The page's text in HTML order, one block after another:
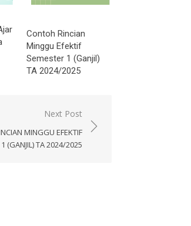
Contoh Rincian
Minggu Efektif
Semester 1 (Ganjil)
TA 2024/2025
Next Post
MINGGU EFEKTIF
1 (GANJIL) TA 2024/2025